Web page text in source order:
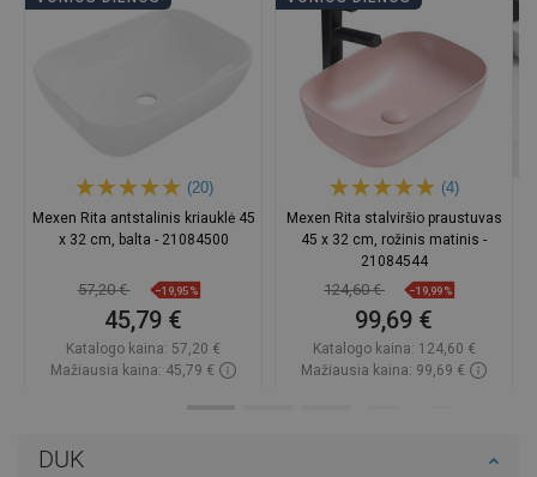
DUK
(20)
Mexen Rita antstalinis kriauklė 45
x 32 cm, balta - 21084500
57,20 € −19,95%
45,79 €
Katalogo kaina: 57,20 €
Mažiausia kaina: 45,79 €
(4)
Mexen Rita stalviršio praustuvas
45 x 32 cm, rožinis matinis -
21084544
124,60 € −19,99%
99,69 €
Katalogo kaina: 124,60 €
Mažiausia kaina: 99,69 €